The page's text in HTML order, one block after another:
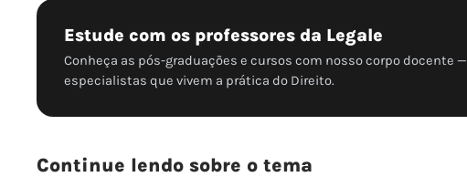
Estude com os professores da Legale
Conheça as pós-graduações e cursos com nosso corpo docente —
especialistas que vivem a prática do Direito.
Continue lendo sobre o tema